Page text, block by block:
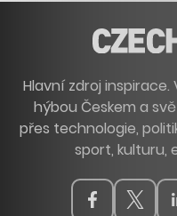
Hlavní zdroj
hýbou Českem a
přes technologie,
sport, kulturu,